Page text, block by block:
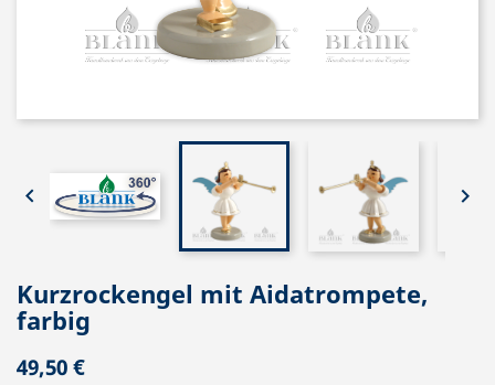
 
Kurzrockengel mit Aidatrompete,
farbig
49,50 €